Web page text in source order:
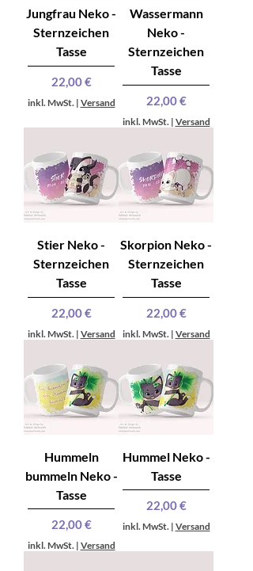
Jungfrau Neko -
Sternzeichen
Tasse
Preis
22,00 €
inkl. MwSt. | Versand
Wassermann
Neko -
Sternzeichen
Tasse
Preis
22,00 €
inkl. MwSt. | Versand
Stier Neko -
Sternzeichen
Tasse
Preis
22,00 €
inkl. MwSt. | Versand
Skorpion Neko -
Sternzeichen
Tasse
Preis
22,00 €
inkl. MwSt. | Versand
Hummeln
bummeln Neko -
Tasse
Preis
22,00 €
inkl. MwSt. | Versand
Hummel Neko -
Tasse
Preis
22,00 €
inkl. MwSt. | Versand